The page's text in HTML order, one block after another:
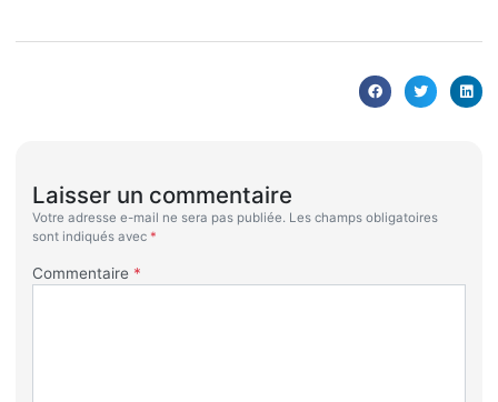
Laisser un commentaire
Votre adresse e-mail ne sera pas publiée. Les champs obligatoires
sont indiqués avec *
Commentaire *